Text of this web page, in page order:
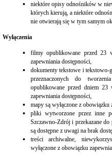
Zamówienia
publiczne
sprzedaż
Ogłoszenia
przetargów
Informacje
otwarcia
Rozstrzygnięcia
przetargów
Zamówienia
publiczne
wyłączone
niektóre opisy odnośników w
których kierują, a niektóre
nie otwierają się w tym samym
Wyłączenia
filmy opublikowane przed 23
zapewniania dostępności,
dokumenty tekstowe i tekstowo-
przeznaczonych do
opublikowane przed dniem 23
zapewniania dostępności,
mapy są wyłączone z
pliki wytworzone przez inne
Szczawno-Zdrój i przekazane
są dostępne z uwagi na brak
treści archiwalne,
wyłączone z obowiązku